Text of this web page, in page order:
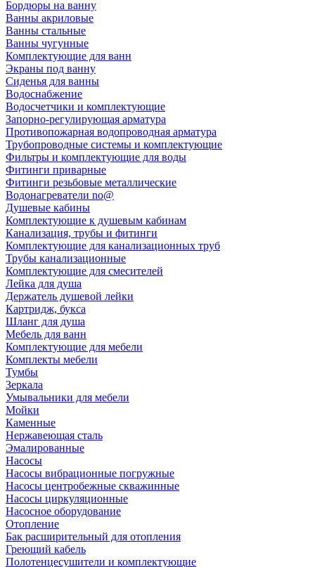
Бордюры на ванну
Ванны акриловые
Ванны стальные
Ванны чугунные
Комплектующие для ванн
Экраны под ванну
Сиденья для ванны
Водоснабжение
Водосчетчики и комплектующие
Запорно-регулирующая арматура
Противопожарная водопроводная арматура
Трубопроводные системы и комплектующие
Фильтры и комплектующие для воды
Фитинги приварные
Фитинги резьбовые металлические
Водонагреватели no@
Душевые кабины
Комплектующие к душевым кабинам
Канализация, трубы и фитинги
Комплектующие для канализационных труб
Трубы канализационные
Комплектующие для смесителей
Лейка для душа
Держатель душевой лейки
Картридж, букса
Шланг для душа
Мебель для ванн
Комплектующие для мебели
Комплекты мебели
Тумбы
Зеркала
Умывальники для мебели
Мойки
Каменные
Нержавеющая сталь
Эмалированные
Насосы
Насосы вибрационные погружные
Насосы центробежные скважинные
Насосы циркуляционные
Насосное оборудование
Отопление
Бак расширительный для отопления
Греющий кабель
Полотенцесушители и комплектующие